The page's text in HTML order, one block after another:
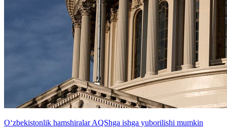
O‘zbekistonlik hamshiralar AQShga ishga yuborilishi mumkin